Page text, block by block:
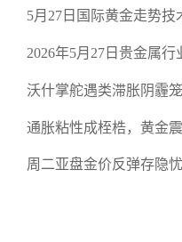
恶意洗盘陷阱
5月27日国际黄金走势技
规黄金平台全方位行情
2026年5月27日贵金属行
正规贵金属开户平台迎
热潮
沃什掌舵遇类滞胀阴霾笼
通胀粘性成桎梏，黄金
周二亚盘金价反弹存隐